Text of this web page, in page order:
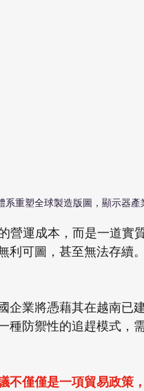
系重塑全球製造版圖，顯示器產
營運成本，而是一道實
利可圖，甚至無法存續
企業將憑藉其在越南已
種防禦性的追趕模式，
不僅僅是一項貿易政策